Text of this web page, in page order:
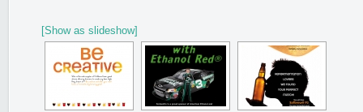
[Show as slideshow]